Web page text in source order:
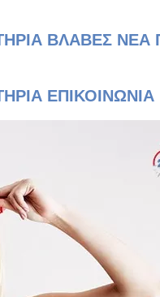
ΒΛΑΒΕΣ ΝΕΑ
ΕΠΙΚΟΙΝΩΝΙΑ